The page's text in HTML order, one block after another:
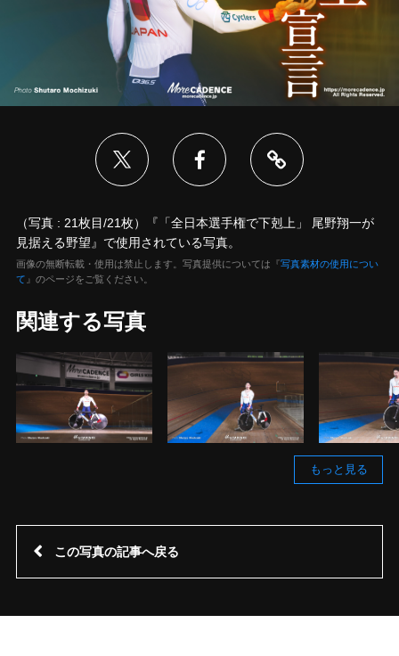
（写真 : 21枚目/21枚）『「全日本選手権で下剋上」 尾野翔一が
見据える野望』で使用されている写真。
画像の無断転載・使用は禁止します。写真提供については『写真素材の使用につい
て 』のページをご覧ください。
関連する写真
もっと見る
この写真の記事へ戻る